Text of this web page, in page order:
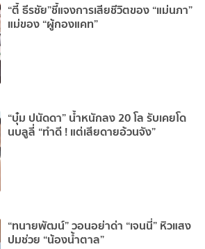
“ตี้ ธีรชัย”ชี้แจงการเสียชีวิตของ “แม่นภา”
แม่ของ “ผู้กองแคท”
“บุ๋ม ปนัดดา” น้ำหนักลง 20 โล รับเคยโด
นบลูลี่ “ทำดี ! แต่เสียดายอ้วนจัง”
“ทนายพัฒน์” วอนอย่าด่า “เจนนี่” หิวแสง
ปมช่วย “น้องน้ำตาล”